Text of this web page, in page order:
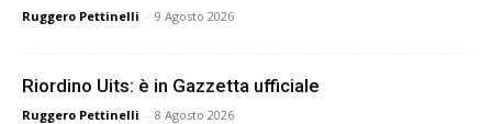
Ruggero Pettinelli - 9 Agosto 2026
Riordino Uits: è in Gazzetta ufficiale
Ruggero Pettinelli - 8 Agosto 2026